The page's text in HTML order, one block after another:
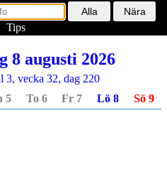
Tips
8 augusti 2026
3, vecka 32, dag 220
5 To 6 Fr 7 Lö 8 Sö 9